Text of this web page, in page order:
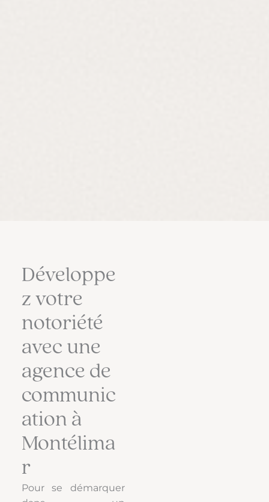
Développe
z votre
notoriété
avec une
agence de
communic
ation à
Montélima
r
Pour se démarquer